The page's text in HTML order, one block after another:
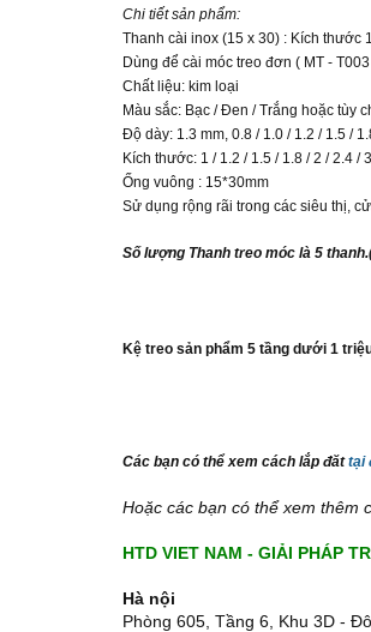
Chi tiết sản phẩm:
Thanh cài inox (15 x 30) : Kích thước
Dùng để cài móc treo đơn ( MT -
Chất liệu: kim loại
Màu sắc: Bạc / Đen / Trắng hoặc tùy
Độ dày: 1.3 mm, 0.8 / 1.0 / 1.2 / 1.5 /
Kích thước: 1 / 1.2 / 1.5 / 1.8 / 2 / 2.4 /
Ống vuông : 15*30mm
Sử dụng rộng rãi trong các siêu thị,
Số lượng Thanh treo móc là 5
Kệ treo sản phẩm 5 tầng dưới 1
Các bạn có thể xem cách lắp đăttại
Hoặc các bạn có thể xem thêm
HTD VIET NAM - GIẢI PHÁP
Hà nội
Phòng 605, Tầng 6, Khu 3D -